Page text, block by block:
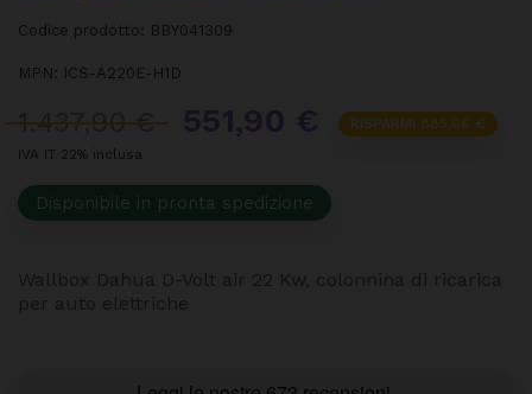
Codice prodotto: BBY041309
MPN: ICS-A220E-H1D
1.437,90 €
RISPARMI 885,66 €
IVA IT 22% inclusa
Disponibile in pronta spedizione